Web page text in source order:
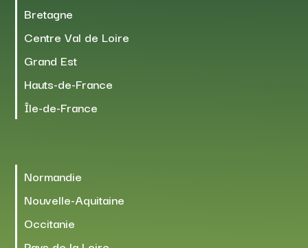
Bretagne
Centre Val de Loire
Grand Est
Hauts-de-France
Île-de-France
Normandie
Nouvelle-Aquitaine
Occitanie